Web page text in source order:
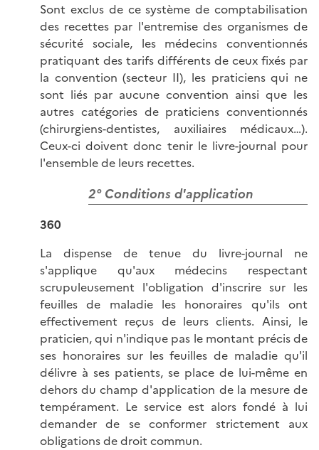
Sont exclus de ce système de comptabilisation
des recettes par l'entremise des organismes de
sécurité sociale, les médecins conventionnés
pratiquant des tarifs différents de ceux fixés par
la convention (secteur II), les praticiens qui ne
sont liés par aucune convention ainsi que les
autres catégories de praticiens conventionnés
(chirurgiens-dentistes, auxiliaires médicaux…).
Ceux-ci doivent donc tenir le livre-journal pour
l'ensemble de leurs recettes.
2° Conditions d'application
360
La dispense de tenue du livre-journal ne
s'applique qu'aux médecins respectant
scrupuleusement l'obligation d'inscrire sur les
feuilles de maladie les honoraires qu'ils ont
effectivement reçus de leurs clients. Ainsi, le
praticien, qui n'indique pas le montant précis de
ses honoraires sur les feuilles de maladie qu'il
délivre à ses patients, se place de lui-même en
dehors du champ d'application de la mesure de
tempérament. Le service est alors fondé à lui
demander de se conformer strictement aux
obligations de droit commun.